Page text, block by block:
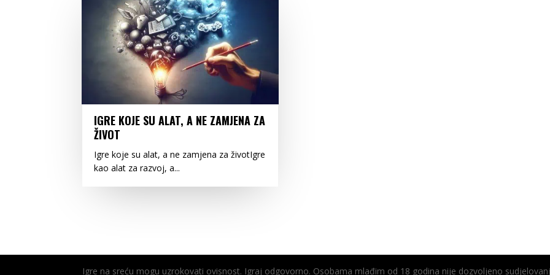
IGRE KOJE SU ALAT, A NE ZAMJENA ZA
ŽIVOT
Igre koje su alat, a ne zamjena za životIgre
kao alat za razvoj, a...
Igre na sreću mogu uzrokovati ovisnost. Igraj odgovorno. Osobama mlađim od 18 godina nije dozvoljeno